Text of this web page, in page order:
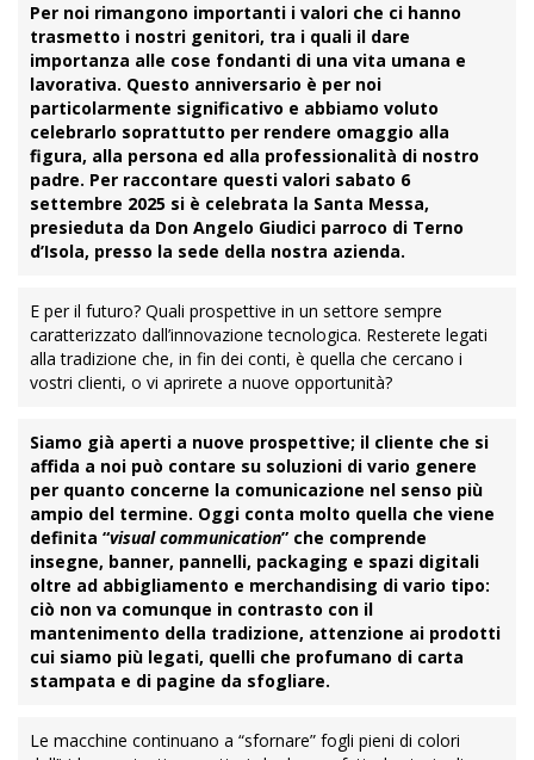
Per noi rimangono importanti i valori che ci hanno
trasmetto i nostri genitori, tra i quali il dare
importanza alle cose fondanti di una vita umana e
lavorativa. Questo anniversario è per noi
particolarmente significativo e abbiamo voluto
celebrarlo soprattutto per rendere omaggio alla
figura, alla persona ed alla professionalità di nostro
padre. Per raccontare questi valori sabato 6
settembre 2025 si è celebrata la Santa Messa,
presieduta da Don Angelo Giudici parroco di Terno
d’Isola, presso la sede della nostra azienda.
E per il futuro? Quali prospettive in un settore sempre
caratterizzato dall’innovazione tecnologica. Resterete legati
alla tradizione che, in fin dei conti, è quella che cercano i
vostri clienti, o vi aprirete a nuove opportunità?
Siamo già aperti a nuove prospettive; il cliente che si
affida a noi può contare su soluzioni di vario genere
per quanto concerne la comunicazione nel senso più
ampio del termine. Oggi conta molto quella che viene
definita “visual communication” che comprende
insegne, banner, pannelli, packaging e spazi digitali
oltre ad abbigliamento e merchandising di vario tipo:
ciò non va comunque in contrasto con il
mantenimento della tradizione, attenzione ai prodotti
cui siamo più legati, quelli che profumano di carta
stampata e di pagine da sfogliare.
Le macchine continuano a “sfornare” fogli pieni di colori